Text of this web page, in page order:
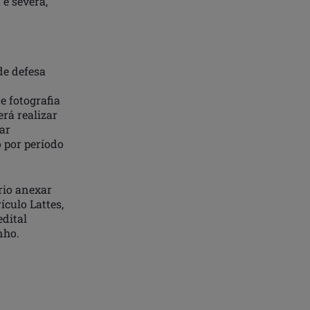
defesa
fotografia
realizar
por período
anexar
Lattes,